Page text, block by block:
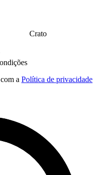
Crato
a Política de privacidade